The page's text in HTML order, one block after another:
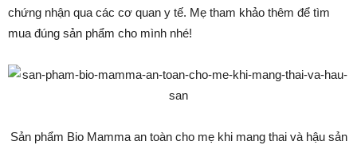
chứng nhận qua các cơ quan y tế. Mẹ tham khảo thêm để tìm
mua đúng sản phẩm cho mình nhé!
Sản phẩm Bio Mamma an toàn cho mẹ khi mang thai và hậu sản